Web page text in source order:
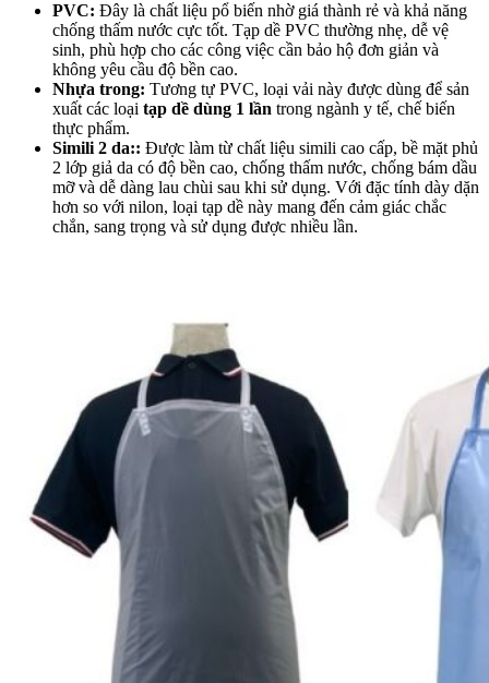
PVC: Đây là chất liệu pổ biến nhờ giá thành rẻ và khả năng
chống thấm nước cực tốt. Tạp dề PVC thường nhẹ, dễ vệ
sinh, phù hợp cho các công việc cần bảo hộ đơn giản và
không yêu cầu độ bền cao.
Nhựa trong: Tương tự PVC, loại vải này được dùng để sản
xuất các loại tạp dề dùng 1 lần trong ngành y tế, chế biến
thực phẩm.
Simili 2 da:: Được làm từ chất liệu simili cao cấp, bề mặt phủ
2 lớp giả da có độ bền cao, chống thấm nước, chống bám dầu
mỡ và dễ dàng lau chùi sau khi sử dụng. Với đặc tính dày dặn
hơn so với nilon, loại tạp dề này mang đến cảm giác chắc
chắn, sang trọng và sử dụng được nhiều lần.